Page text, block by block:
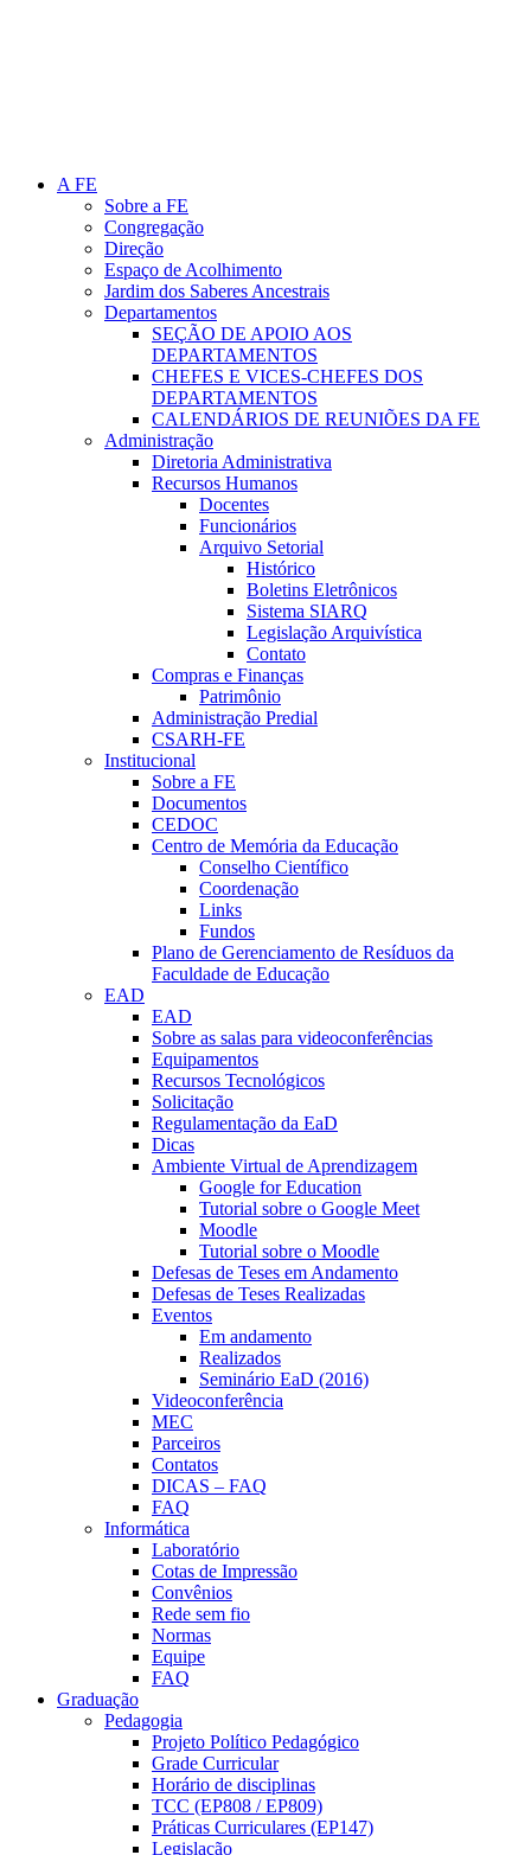
A FE
Sobre a FE
Congregação
Direção
Espaço de Acolhimento
Jardim dos Saberes Ancestrais
Departamentos
SEÇÃO DE APOIO AOS
DEPARTAMENTOS
CHEFES E VICES-CHEFES DOS
DEPARTAMENTOS
CALENDÁRIOS DE REUNIÕES DA FE
Administração
Diretoria Administrativa
Recursos Humanos
Docentes
Funcionários
Arquivo Setorial
Histórico
Boletins Eletrônicos
Sistema SIARQ
Legislação Arquivística
Contato
Compras e Finanças
Patrimônio
Administração Predial
CSARH-FE
Institucional
Sobre a FE
Documentos
CEDOC
Centro de Memória da Educação
Conselho Científico
Coordenação
Links
Fundos
Plano de Gerenciamento de Resíduos da
Faculdade de Educação
EAD
EAD
Sobre as salas para videoconferências
Equipamentos
Recursos Tecnológicos
Solicitação
Regulamentação da EaD
Dicas
Ambiente Virtual de Aprendizagem
Google for Education
Tutorial sobre o Google Meet
Moodle
Tutorial sobre o Moodle
Defesas de Teses em Andamento
Defesas de Teses Realizadas
Eventos
Em andamento
Realizados
Seminário EaD (2016)
Videoconferência
MEC
Parceiros
Contatos
DICAS – FAQ
FAQ
Informática
Laboratório
Cotas de Impressão
Convênios
Rede sem fio
Normas
Equipe
FAQ
Graduação
Pedagogia
Projeto Político Pedagógico
Grade Curricular
Horário de disciplinas
TCC (EP808 / EP809)
Práticas Curriculares (EP147)
Legislação